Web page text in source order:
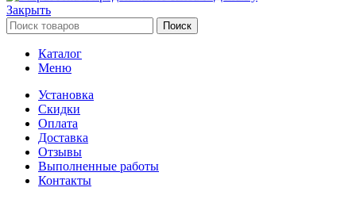
Закрыть
Поиск
Каталог
Меню
Установка
Скидки
Оплата
Доставка
Отзывы
Выполненные работы
Контакты